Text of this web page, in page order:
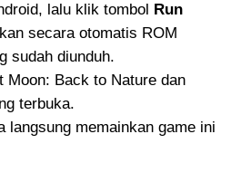
lalu klik tombol
Run
secara otomatis ROM
sudah diunduh.
Moon: Back to Nature dan
terbuka.
langsung memainkan game ini